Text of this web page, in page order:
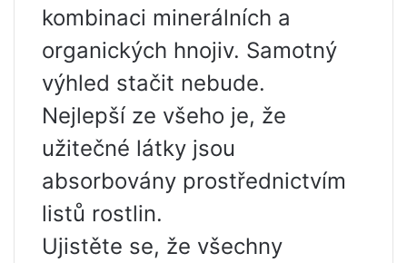
kombinaci minerálních a
organických hnojiv. Samotný
výhled stačit nebude.
Nejlepší ze všeho je, že
užitečné látky jsou
absorbovány prostřednictvím
listů rostlin.
Ujistěte se, že všechny